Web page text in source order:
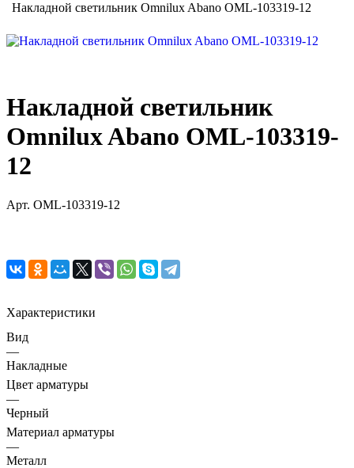
Накладной светильник Omnilux Abano OML-103319-12
Накладной светильник
Omnilux Abano OML-103319-
12
Арт. OML-103319-12
Характеристики
Вид
—
Накладные
Цвет арматуры
—
Черный
Материал арматуры
—
Металл